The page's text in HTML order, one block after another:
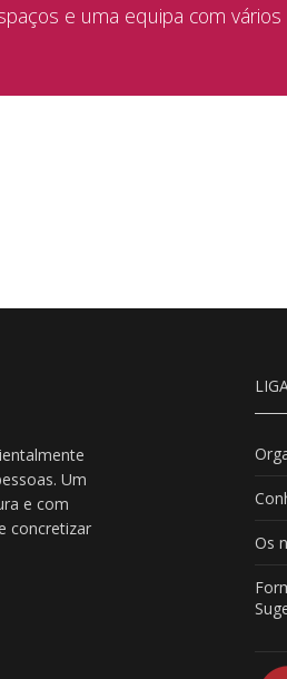
e uma equipa com
Um
e com
concretizar
Os